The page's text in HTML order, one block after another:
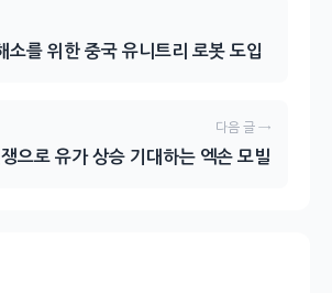
소를 위한 중국 유니트리 로봇 도입
다음 글 →
으로 유가 상승 기대하는 엑손 모빌